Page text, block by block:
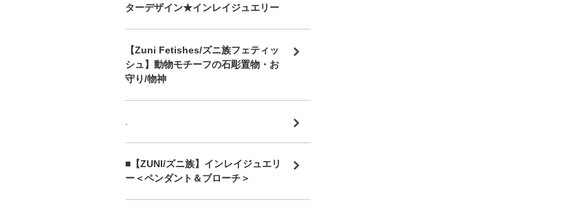
ターデザイン★インレイジュエリー
【Zuni Fetishes/ズニ族フェティッ
シュ】動物モチーフの石彫置物・お
守り/物神
■【ZUNI/ズニ族】インレイジュエリ
ー＜ペンダント＆ブローチ＞